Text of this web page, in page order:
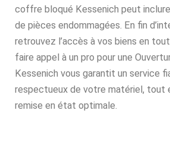
coffre bloqué Kessenich peut
de pièces endommagées. En fin
retrouvez l’accès à vos biens en
faire appel à un pro pour une
Kessenich vous garantit un service
respectueux de votre matériel, tout
remise en état optimale.